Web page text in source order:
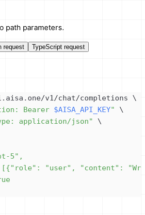
path parameters.
request
TypeScript request
v1/chat/completions \
Bearer $AISA_API_KEY"
\
application/json"
\